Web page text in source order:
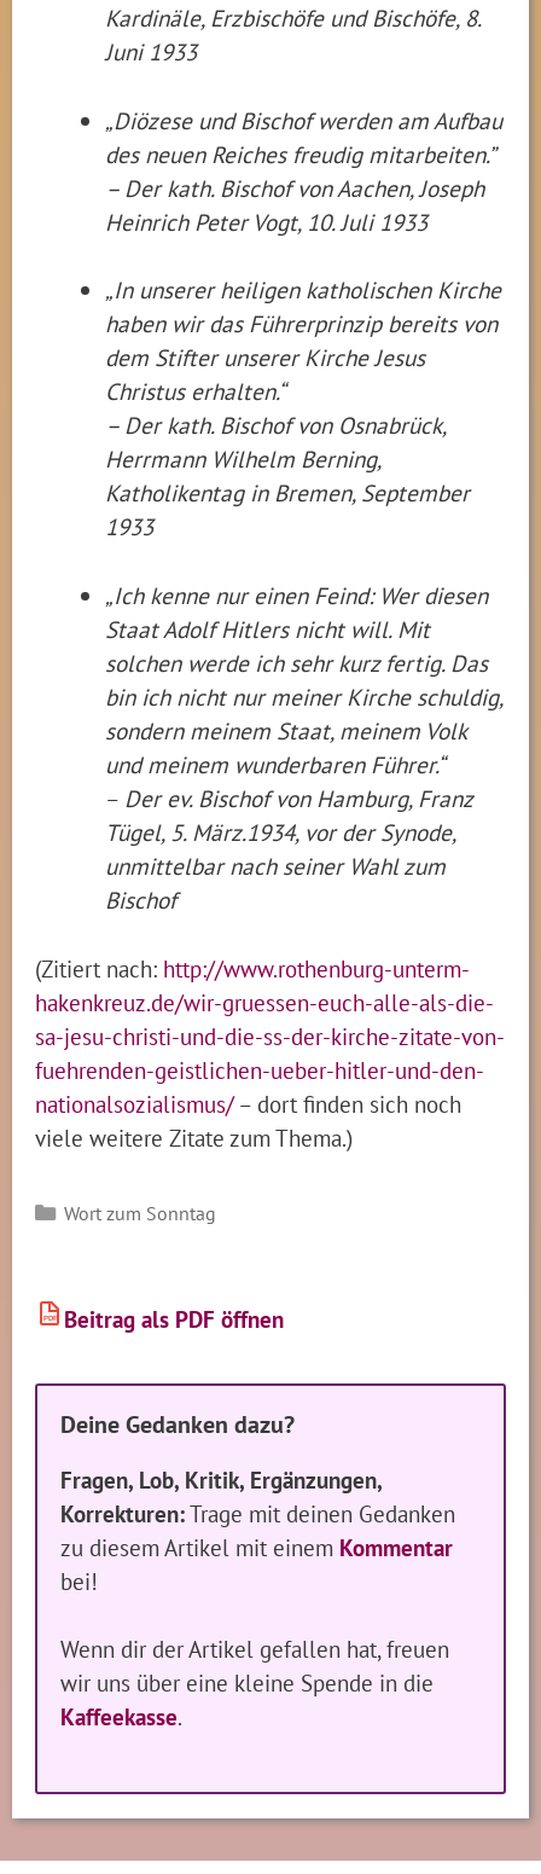
Kardinäle, Erzbischöfe und Bischöfe, 8.
Juni 1933
„Diözese und Bischof werden am Aufbau
des neuen Reiches freudig mitarbeiten.”
– Der kath. Bischof von Aachen, Joseph
Heinrich Peter Vogt, 10. Juli 1933
„In unserer heiligen katholischen Kirche
haben wir das Führerprinzip bereits von
dem Stifter unserer Kirche Jesus
Christus erhalten.“
– Der kath. Bischof von Osnabrück,
Herrmann Wilhelm Berning,
Katholikentag in Bremen, September
1933
„Ich kenne nur einen Feind: Wer diesen
Staat Adolf Hitlers nicht will. Mit
solchen werde ich sehr kurz fertig. Das
bin ich nicht nur meiner Kirche schuldig,
sondern meinem Staat, meinem Volk
und meinem wunderbaren Führer.“
– Der ev. Bischof von Hamburg, Franz
Tügel, 5. März.1934, vor der Synode,
unmittelbar nach seiner Wahl zum
Bischof
(Zitiert nach: http://www.rothenburg-unterm-
hakenkreuz.de/wir-gruessen-euch-alle-als-die-
sa-jesu-christi-und-die-ss-der-kirche-zitate-von-
fuehrenden-geistlichen-ueber-hitler-und-den-
nationalsozialismus/– dort finden sich noch
viele weitere Zitate zum Thema.)
Kategorien
Wort zum Sonntag
PDF Beitrag als PDF öffnen
Deine Gedanken dazu?
Fragen, Lob, Kritik, Ergänzungen,
Korrekturen:Trage mit deinen Gedanken
zu diesem Artikel mit einem Kommentar
bei!
Wenn dir der Artikel gefallen hat, freuen
wir uns über eine kleine Spende in die
Kaffeekasse.